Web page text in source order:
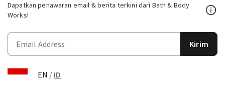
Dapatkan penawaran email & berita terkini dari Bath & Body
Works!
Kirim
EN / ID